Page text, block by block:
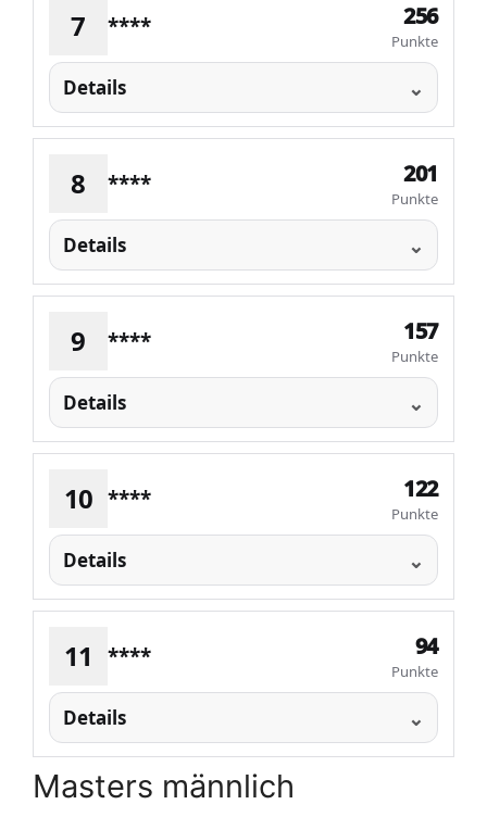
7 **** 256
Punkte
Details
8 **** 201
Punkte
Details
9 **** 157
Punkte
Details
10 **** 122
Punkte
Details
11 **** 94
Punkte
Details
Masters männlich